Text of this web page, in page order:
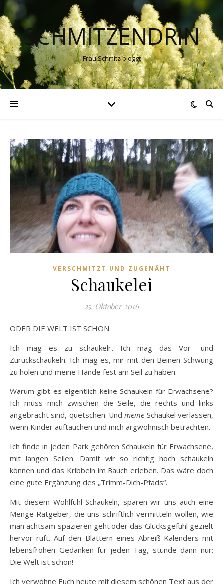
SCHMITZENDRIN
Frau Schmitz bloggt
VERSCHMITZT UND ZUGENÄHT
Schaukelei
25. Oktober 2016
ODER DIE WELT IST SCHÖN
Ich mag es zu schaukeln. Ich mag das Vor- und
Zurückschaukeln. Ich mag es, mir mit den Beinen Schwung
zu holen und meine Hände fest am Seil zu haben.
Warum gibt es eigentlich keine Schaukeln für Erwachsene?
Ich muss mich zwischen die Seile, die rechts und links
angebracht sind, quetschen. Undmeine Schaukel verlassen,
wenn Kinder auftauchen und mich argwöhnisch betrachten.
Ich finde in jeden Park gehören Schaukeln für Erwachsene,
mit langen Seilen. Damit wir so richtig hoch schaukeln
können und das Kribbeln im Bauch erleben. Das wäre doch
eine gute Ergänzung des „Trimm-Dich-Pfads“.
Mit diesem Wohlfühl-Schaukeln, sparen wir uns auch eine
Menge Ratgeber, die uns schriftlich vermitteln wollen, wie
man achtsam spazieren geht oder das Glücksgefühl gezielt
hervor ruft. Auf den Blättern eines Abreiß-Kalenders mit
lebensfrohen Gedanken für jeden Tag, stünde dann nur:
Die Welt ist schön!
Ich verwöhne Euch heute mit diesem schönen Text aus der